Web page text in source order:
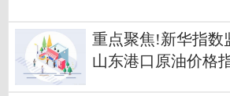
重点聚焦!新华指数
山东港口原油价格